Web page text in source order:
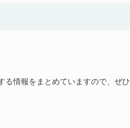
る情報をまとめていますので、ぜひ